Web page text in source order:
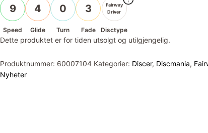
9
Speed
4
Glide
0
Turn
3
Fade
Fairway
Driver
Disctype
Dette produktet er for tiden utsolgt og utilgjengelig.
Produktnummer: 60007104 Kategorier: Discer, Discmania,
Nyheter